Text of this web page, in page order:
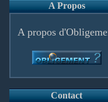
A Propos
A propos
Contact